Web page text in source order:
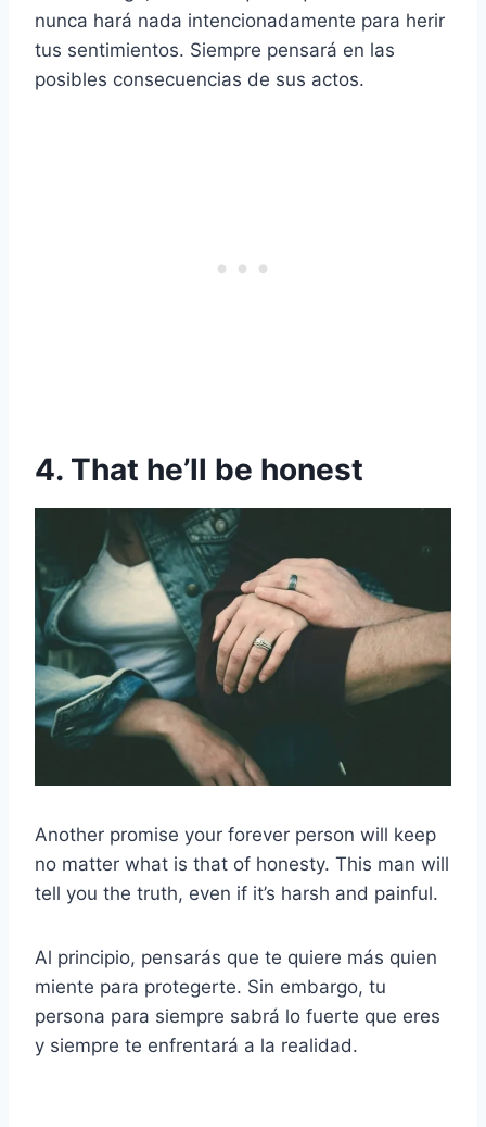
nunca hará nada intencionadamente para herir
tus sentimientos. Siempre pensará en las
posibles consecuencias de sus actos.
4. That he’ll be honest
Another promise your forever person will keep
no matter what is that of honesty. This man will
tell you the truth, even if it’s harsh and painful.
Al principio, pensarás que te quiere más quien
miente para protegerte. Sin embargo, tu
persona para siempre sabrá lo fuerte que eres
y siempre te enfrentará a la realidad.